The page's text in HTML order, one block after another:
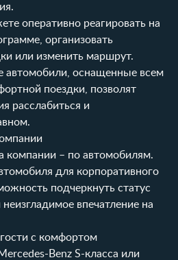
оперативно реагировать на
организовать
или изменить маршрут.
автомобили, оснащенные всем
поездки, позволят
расслабиться и
компании – по автомобилям.
для корпоративного
подчеркнуть статус
впечатление на
гости с комфортом
Benz S-класса или